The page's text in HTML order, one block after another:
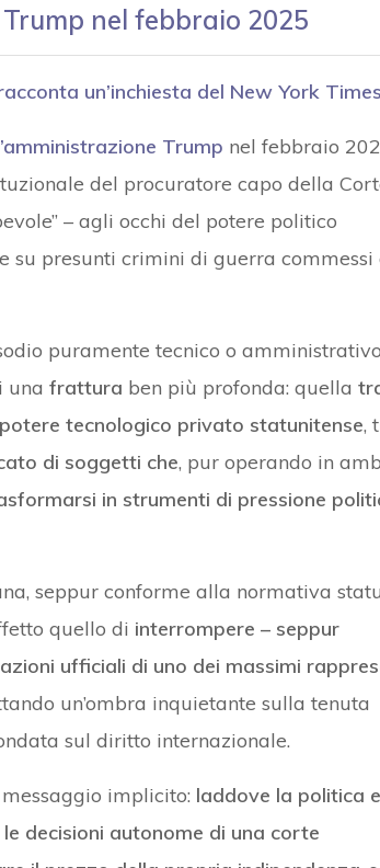
nel febbraio 2025
un’inchiesta del New York Times
Trump nel febbraio
del procuratore capo della
– agli occhi del potere politico
su presunti crimini di guerra commessi
puramente tecnico o
una frattura ben più profonda: quella
tecnologico privato statunitense,
di soggetti che, pur operando in
in strumenti di pressione
seppur conforme alla normativa
quello di interrompere – seppur
ufficiali di uno dei massimi
un’ombra inquietante sulla tenuta
sul diritto internazionale.
implicito: laddove la politica
decisioni autonome di una corte